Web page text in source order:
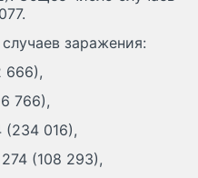
заражения:
666),
766),
016),
(108 293),